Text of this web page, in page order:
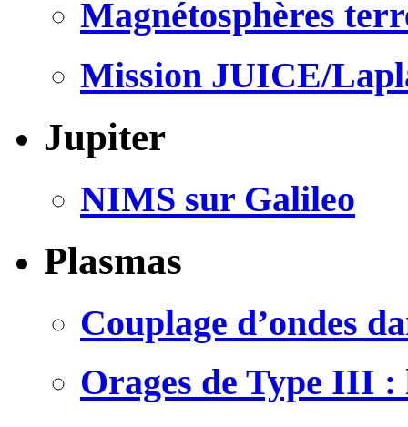
Magnétosphères
Mission JUICE/
Jupiter
NIMS sur Galileo
Plasmas
Couplage d’ondes
Orages de Type III :